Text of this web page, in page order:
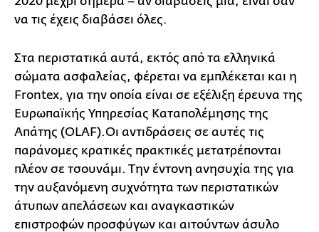
να τις έχεις διαβάσει όλες.
Στα περιστατικά αυτά, εκτός από τα ελληνικά
σώματα ασφαλείας, φέρεται να εμπλέκεται και η
Frontex, για την οποία είναι σε εξέλιξη έρευνα της
Ευρωπαϊκής Υπηρεσίας Καταπολέμησης της
Απάτης (OLAF).Οι αντιδράσεις σε αυτές τις
παράνομες κρατικές πρακτικές μετατρέπονται
πλέον σε τσουνάμι. Την έντονη ανησυχία της για
την αυξανόμενη συχνότητα των περιστατικών
άτυπων απελάσεων και αναγκαστικών
επιστροφών προσφύγων και αιτούντων άσυλο